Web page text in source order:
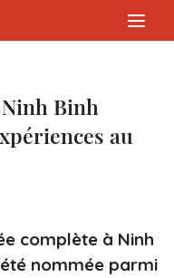
Binh
au
complète à Ninh
nommée parmi